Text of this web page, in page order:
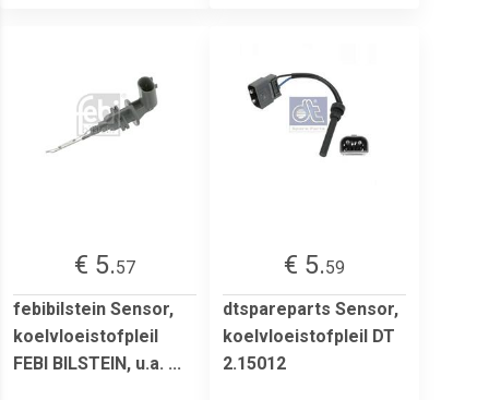
€ 5.57
febibilstein Sensor,
koelvloeistofpleil
FEBI BILSTEIN, u.a. ...
€ 5.59
dtspareparts Sensor,
koelvloeistofpleil DT
2.15012